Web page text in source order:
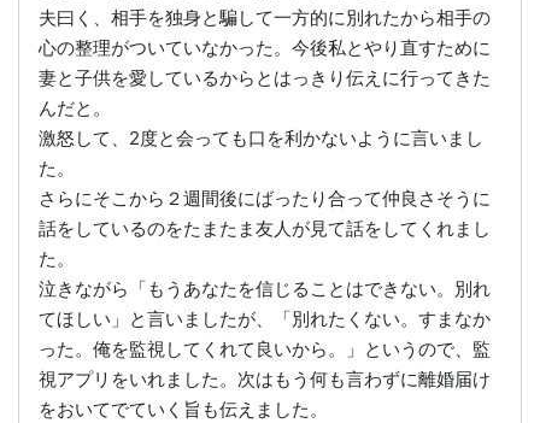
夫曰く、相手を独身と騙して一方的に別れたから相手の
心の整理がついていなかった。今後私とやり直すために
妻と子供を愛しているからとはっきり伝えに行ってきた
んだと。
激怒して、2度と会っても口を利かないように言いまし
た。
さらにそこから２週間後にばったり合って仲良さそうに
話をしているのをたまたま友人が見て話をしてくれまし
た。
泣きながら「もうあなたを信じることはできない。別れ
てほしい」と言いましたが、「別れたくない。すまなか
った。俺を監視してくれて良いから。」というので、監
視アプリをいれました。次はもう何も言わずに離婚届け
をおいてでていく旨も伝えました。